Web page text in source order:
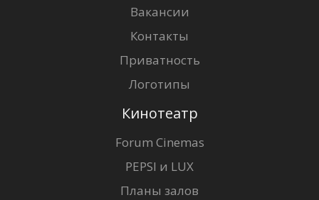
Вакансии
Контакты
Приватность
Логотипы
Кинотеатр
Forum Cinemas
PEPSI и LUX
Планы залов